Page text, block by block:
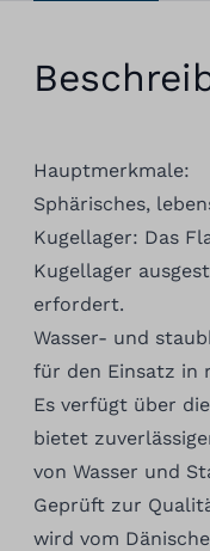
Hauptmerkmale:
Sphärisches,
Kugellager: Das
Kugellager
erfordert.
Wasser- und
für den Einsatz in
Es verfügt über
bietet
von Wasser und
Geprüft zur
wird vom